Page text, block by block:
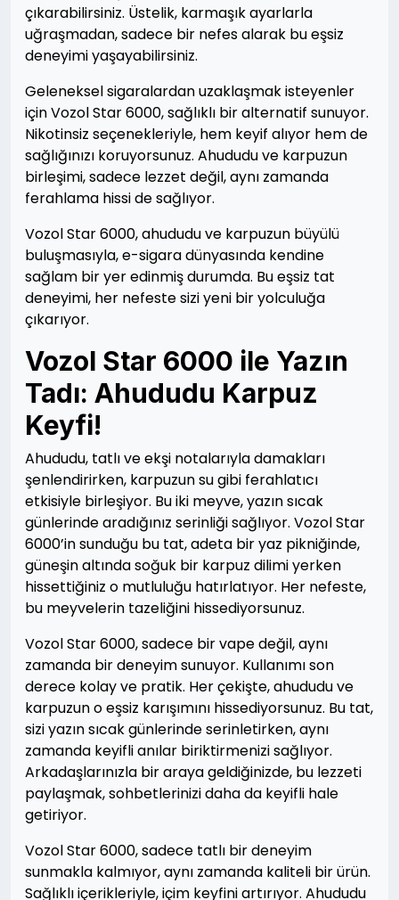
çıkarabilirsiniz. Üstelik, karmaşık ayarlarla
uğraşmadan, sadece bir nefes alarak bu eşsiz
deneyimi yaşayabilirsiniz.
Geleneksel sigaralardan uzaklaşmak isteyenler
için Vozol Star 6000, sağlıklı bir alternatif sunuyor.
Nikotinsiz seçenekleriyle, hem keyif alıyor hem de
sağlığınızı koruyorsunuz. Ahududu ve karpuzun
birleşimi, sadece lezzet değil, aynı zamanda
ferahlama hissi de sağlıyor.
Vozol Star 6000, ahududu ve karpuzun büyülü
buluşmasıyla, e-sigara dünyasında kendine
sağlam bir yer edinmiş durumda. Bu eşsiz tat
deneyimi, her nefeste sizi yeni bir yolculuğa
çıkarıyor.
Vozol Star 6000 ile Yazın
Tadı: Ahududu Karpuz
Keyfi!
Ahududu, tatlı ve ekşi notalarıyla damakları
şenlendirirken, karpuzun su gibi ferahlatıcı
etkisiyle birleşiyor. Bu iki meyve, yazın sıcak
günlerinde aradığınız serinliği sağlıyor. Vozol Star
6000’in sunduğu bu tat, adeta bir yaz pikniğinde,
güneşin altında soğuk bir karpuz dilimi yerken
hissettiğiniz o mutluluğu hatırlatıyor. Her nefeste,
bu meyvelerin tazeliğini hissediyorsunuz.
Vozol Star 6000, sadece bir vape değil, aynı
zamanda bir deneyim sunuyor. Kullanımı son
derece kolay ve pratik. Her çekişte, ahududu ve
karpuzun o eşsiz karışımını hissediyorsunuz. Bu tat,
sizi yazın sıcak günlerinde serinletirken, aynı
zamanda keyifli anılar biriktirmenizi sağlıyor.
Arkadaşlarınızla bir araya geldiğinizde, bu lezzeti
paylaşmak, sohbetlerinizi daha da keyifli hale
getiriyor.
Vozol Star 6000, sadece tatlı bir deneyim
sunmakla kalmıyor, aynı zamanda kaliteli bir ürün.
Sağlıklı içerikleriyle, içim keyfini artırıyor. Ahududu